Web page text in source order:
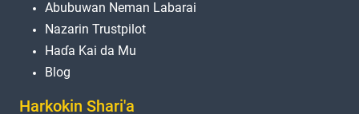
Abubuwan Neman Labarai
Nazarin Trustpilot
Haɗa Kai da Mu
Blog
Harkokin Shari'a